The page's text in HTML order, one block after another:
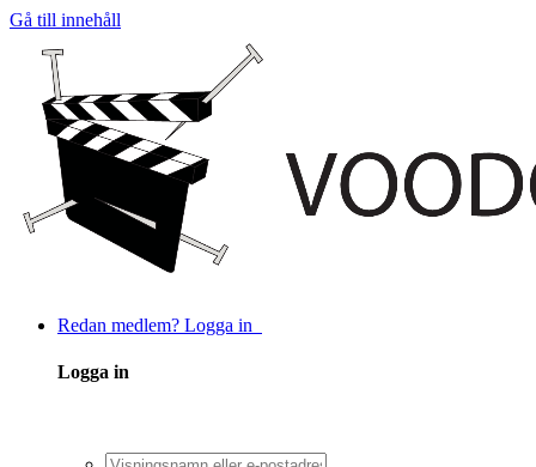
Gå till innehåll
Redan medlem? Logga in
Logga in